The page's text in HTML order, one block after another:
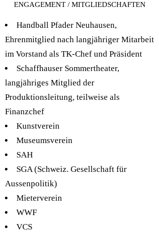
ENGAGEMENT / MITGLIEDSCHAFTEN
Handball Pfader Neuhausen,
Ehrenmitglied nach langjähriger Mitarbeit
im Vorstand als TK-Chef und Präsident
Schaffhauser Sommertheater,
langjähriges Mitglied der
Produktionsleitung, teilweise als
Finanzchef
Kunstverein
Museumsverein
SAH
SGA (Schweiz. Gesellschaft für
Aussenpolitik)
Mieterverein
WWF
VCS